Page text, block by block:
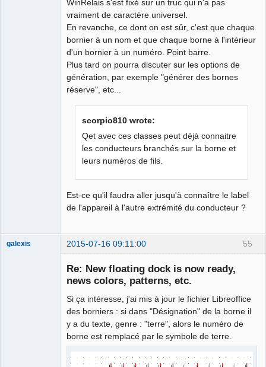
WinRelais s'est fixé sur un truc qui n'a pas
vraiment de caractère universel.
En revanche, ce dont on est sûr, c'est que chaque
bornier à un nom et que chaque borne à l'intérieur
d'un bornier à un numéro. Point barre.
Plus tard on pourra discuter sur les options de
génération, par exemple "générer des bornes
réserve", etc...
scorpio810 wrote:
Qet avec ces classes peut déjà connaitre
les conducteurs branchés sur la borne et
leurs numéros de fils.
Est-ce qu'il faudra aller jusqu'à connaître le label
de l'appareil à l'autre extrémité du conducteur ?
55
galexis 2015-07-16 09:11:00
Re: New floating dock is now ready,
news colors, patterns, etc.
Si ça intéresse, j'ai mis à jour le fichier Libreoffice
des borniers : si dans "Désignation" de la borne il
y a du texte, genre : "terre", alors le numéro de
borne est remplacé par le symbole de terre.